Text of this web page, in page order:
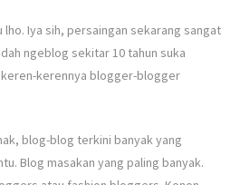
lho. Iya sih, persaingan sekarang sangat
ngeblog sekitar 10 tahun suka
kerennya blogger-blogger
blog-blog terkini banyak yang
Blog masakan yang paling banyak.